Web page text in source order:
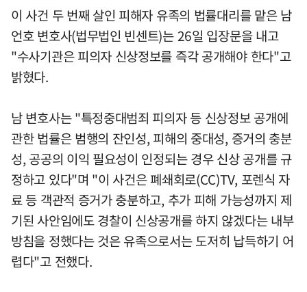
이 사건 두 번째 살인 피해자 유족의 법률대리를 맡은 남
언호 변호사(법무법인 빈센트)는 26일 입장문을 내고
"수사기관은 피의자 신상정보를 즉각 공개해야 한다"고
밝혔다.
남 변호사는 "특정중대범죄 피의자 등 신상정보 공개에
관한 법률은 범행의 잔인성, 피해의 중대성, 증거의 충분
성, 공공의 이익 필요성이 인정되는 경우 신상 공개를 규
정하고 있다"며 "이 사건은 폐쇄회로(CC)TV, 포렌식 자
료 등 객관적 증거가 충분하고, 추가 피해 가능성까지 제
기된 사안임에도 경찰이 신상공개를 하지 않겠다는 내부
방침을 정했다는 것은 유족으로서는 도저히 납득하기 어
렵다"고 전했다.